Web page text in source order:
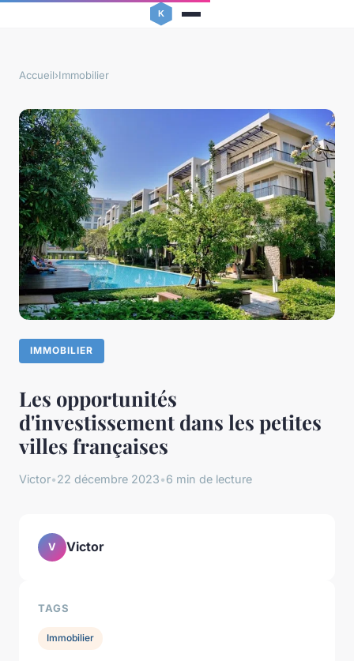
Accueil›Immobilier
IMMOBILIER
Les opportunités
d'investissement dans les petites
villes françaises
Victor•22 décembre 2023•6 min de lecture
V Victor
TAGS
Immobilier